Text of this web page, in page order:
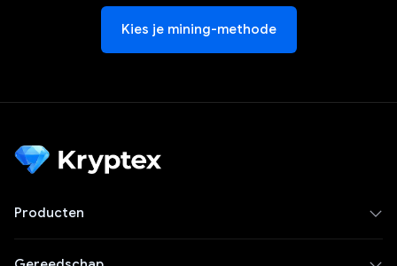
Kies je mining-methode
Producten